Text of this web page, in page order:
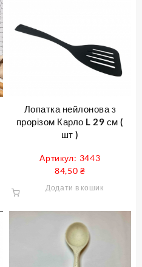
Лопатка нейлонова з
прорізом Карло L 29 см (
шт )
Артикул: 3443
84,50₴
Додати в кошик